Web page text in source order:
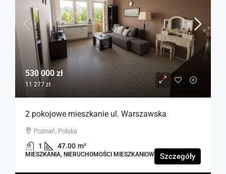
530 000 zł
11 277 zł
2 pokojowe mieszkanie ul. Warszawska
Poznań, Polska
1 47.00 m²
MIESZKANIA, NIERUCHOMOŚCI MIESZKANIOWE Szczegóły